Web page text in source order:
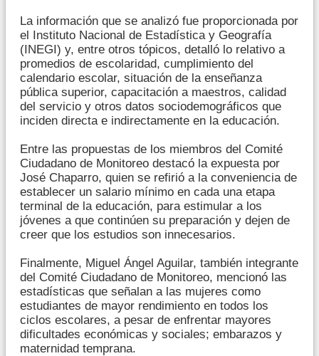
La información que se analizó fue proporcionada por
el Instituto Nacional de Estadística y Geografía
(INEGI) y, entre otros tópicos, detalló lo relativo a
promedios de escolaridad, cumplimiento del
calendario escolar, situación de la enseñanza
pública superior, capacitación a maestros, calidad
del servicio y otros datos sociodemográficos que
inciden directa e indirectamente en la educación.
Entre las propuestas de los miembros del Comité
Ciudadano de Monitoreo destacó la expuesta por
José Chaparro, quien se refirió a la conveniencia de
establecer un salario mínimo en cada una etapa
terminal de la educación, para estimular a los
jóvenes a que continúen su preparación y dejen de
creer que los estudios son innecesarios.
Finalmente, Miguel Ángel Aguilar, también integrante
del Comité Ciudadano de Monitoreo, mencionó las
estadísticas que señalan a las mujeres como
estudiantes de mayor rendimiento en todos los
ciclos escolares, a pesar de enfrentar mayores
dificultades económicas y sociales; embarazos y
maternidad temprana.